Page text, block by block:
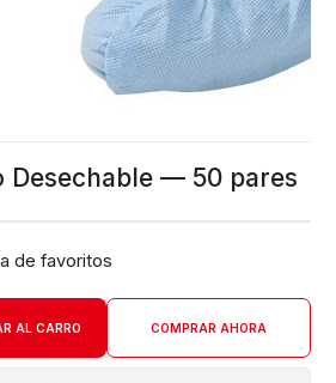
Desechable — 50 pares
de favoritos
AL CARRO COMPRAR AHORA